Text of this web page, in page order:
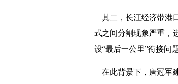
其二，长江经济带港
式之间分割现象严重，
设“最后一公里”衔接问
在此背景下，唐冠军